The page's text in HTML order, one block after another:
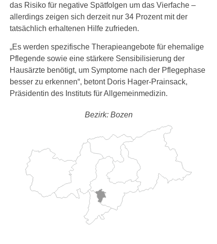
das Risiko für negative Spätfolgen um das Vierfache –
allerdings zeigen sich derzeit nur 34 Prozent mit der
tatsächlich erhaltenen Hilfe zufrieden.
„Es werden spezifische Therapieangebote für ehemalige
Pflegende sowie eine stärkere Sensibilisierung der
Hausärzte benötigt, um Symptome nach der Pflegephase
besser zu erkennen“, betont Doris Hager-Prainsack,
Präsidentin des Instituts für Allgemeinmedizin.
Bezirk: Bozen